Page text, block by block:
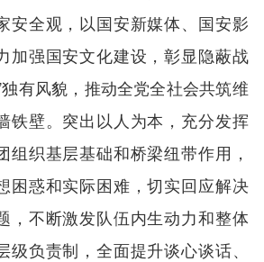
安全观，以国安新媒体、国安影
加强国安文化建设，彰显隐蔽战
有风貌，推动全党全社会共筑维
铁壁。突出以人为本，充分发挥
组织基层基础和桥梁纽带作用，
困惑和实际困难，切实回应解决
，不断激发队伍内生动力和整体
级负责制，全面提升谈心谈话、